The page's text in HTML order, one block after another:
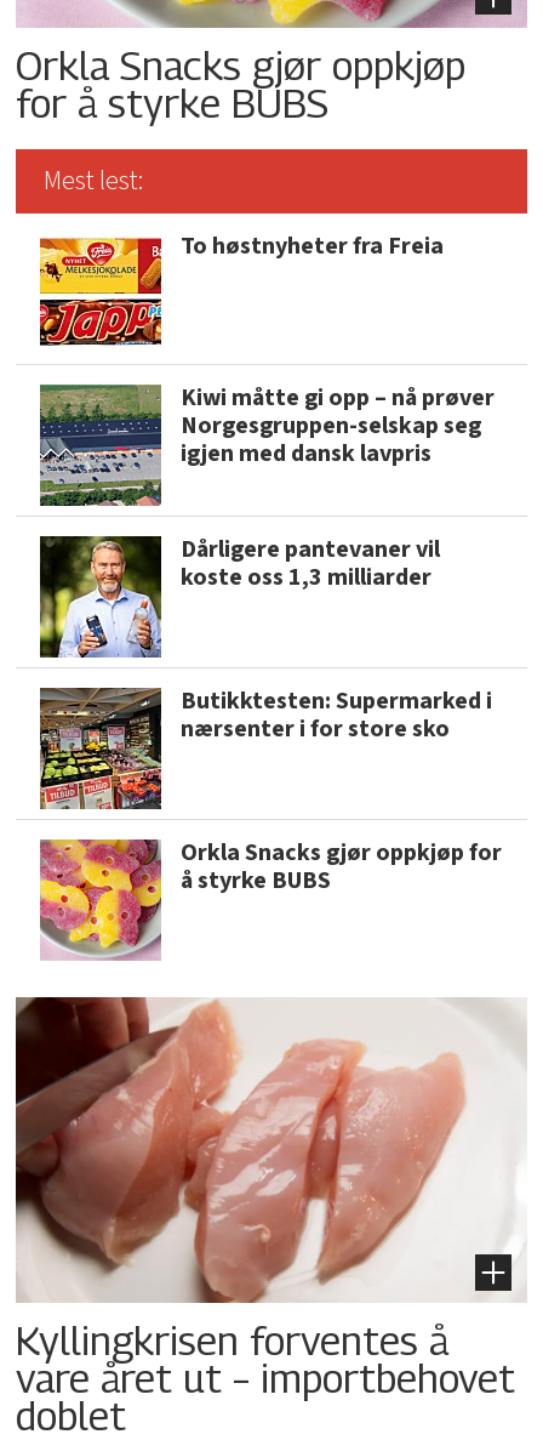
Orkla Snacks gjør oppkjøp
for å styrke BUBS
Mest lest:
To høstnyheter fra Freia
Kiwi måtte gi opp – nå prøver
Norgesgruppen-selskap seg
igjen med dansk lavpris
Dårligere pantevaner vil
koste oss 1,3 milliarder
Butikktesten: Supermarked i
nærsenter i for store sko
Orkla Snacks gjør oppkjøp for
å styrke BUBS
Kyllingkrisen forventes å
vare året ut – importbehovet
doblet